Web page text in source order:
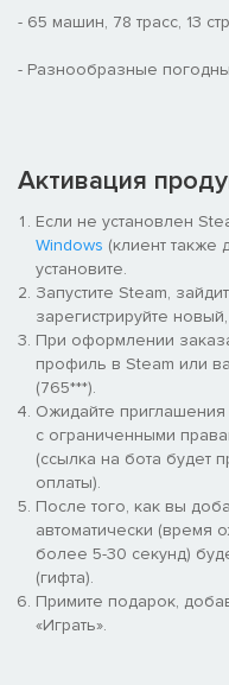
- 65 машин, 78 трасс, 13
- Разнообразные
Активация
Если не установлен
Windows (клиент также
установите.
Запустите Steam,
зарегистрируйте
При оформлении
профиль в Steam или
(765***).
Ожидайте приглашения
с ограниченными
(ссылка на бота будет
оплаты).
После того, как вы
автоматически (время
более 5-30 секунд)
(гифта).
Примите подарок,
«Играть».